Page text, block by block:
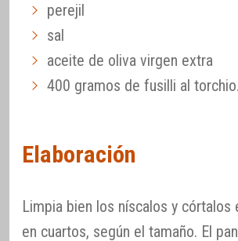
perejil
sal
aceite de oliva virgen extra
400 gramos de fusilli al torchio.
Elaboración
Limpia bien los níscalos y córtalos
en cuartos, según el tamaño. El